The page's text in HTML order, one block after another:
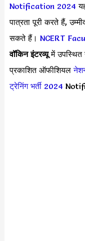
Notification 2024
पात्रता पूरी करते हैं,
सकते हैं। NCERT
वॉकिन इंटरव्यूमें उपस्थित
प्रकाशित ऑफीशियल
ट्रेनिंग भर्ती 2024